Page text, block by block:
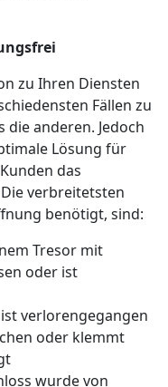
zu Ihren Diensten
Fällen zu
anderen. Jedoch
Lösung für
das
verbreitetsten
benötigt, sind:
Tresor mit
oder ist
verlorengegangen
oder klemmt
wurde von